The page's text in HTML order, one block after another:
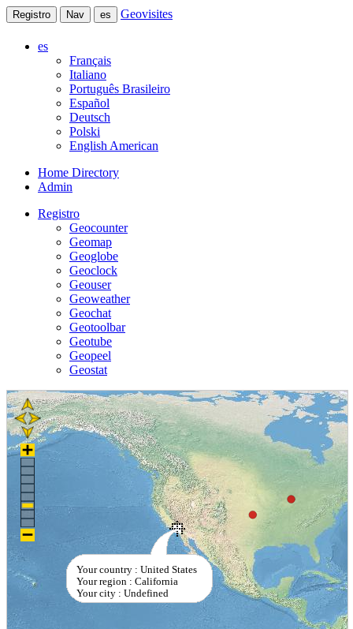
Registro Nav es Geovisites
es
Français
Italiano
Português Brasileiro
Español
Deutsch
Polski
English American
Home Directory
Admin
Registro
Geocounter
Geomap
Geoglobe
Geoclock
Geouser
Geoweather
Geochat
Geotoolbar
Geotube
Geopeel
Geostat
Your country : United States
Your region : California
Your city : Undefined